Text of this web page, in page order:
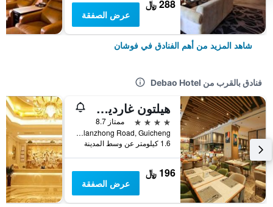
288 ﷼
عرض الصفقة
شاهد المزيد من أهم الفنادق في فوشان
فنادق بالقرب من Debao Hotel
هيلتون غاردين إن فوشان
4 نجوم
ممتاز 8.7
No. 20, Guilanzhong Road, Guicheng, فوشان, الصين
1.6 كيلومتر عن وسط المدينة
196 ﷼
عرض الصفقة